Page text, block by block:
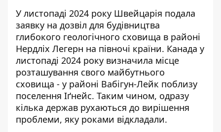
У листопаді 2024 року Швейцарія подала
заявку на дозвіл для будівництва
глибокого геологічного сховища в районі
Нердліх Легерн на півночі країни. Канада у
листопаді 2024 року визначила місце
розташування свого майбутнього
сховища - у районі Вабігун-Лейк поблизу
поселення Іґнейс. Таким чином, одразу
кілька держав рухаються до вирішення
проблеми, яку роками відкладали.